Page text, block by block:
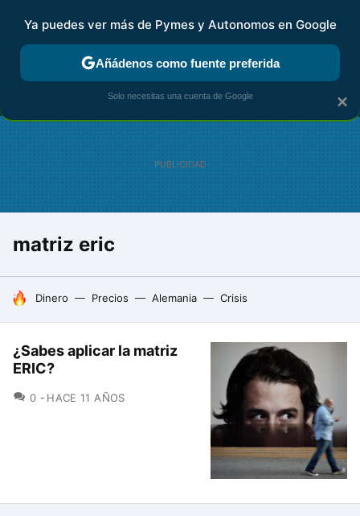
MENÚ NUEVO
FISCALIDAD Y CONTABILIDAD KIT DIGITAL
matriz eric
HOY SE HABLA DE
Dinero Precios Alemania Crisis
¿Sabes aplicar la matriz
ERIC?
0 COMENTARIOS
HACE 11 AÑOS
×
Ya puedes ver más de Pymes y Autonomos en Google
Añádenos como fuente preferida
Solo necesitas una cuenta de Google